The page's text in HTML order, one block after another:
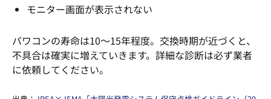
モニター画面が表示されない
パワコンの寿命は10～15年程度。交換時期が近づくと、
不具合は確実に増えていきます。詳細な診断は必ず業者
に依頼してください。